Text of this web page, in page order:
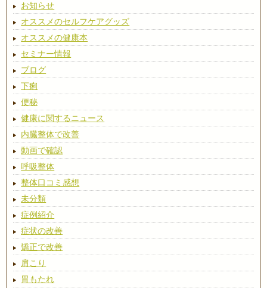
お知らせ
オススメのセルフケアグッズ
オススメの健康本
セミナー情報
ブログ
下痢
便秘
健康に関するニュース
内臓整体で改善
動画で確認
呼吸整体
整体口コミ感想
未分類
症例紹介
症状の改善
矯正で改善
肩こり
胃もたれ